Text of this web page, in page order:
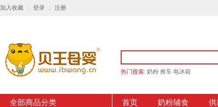
加入收藏 登录 注册
热门搜索: 奶粉 推车 电冰箱
全部商品分类 首页 奶粉辅食 供